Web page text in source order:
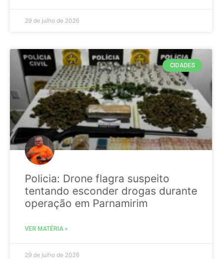
29 de julho de 2026
CIDADES
Policia: Drone flagra suspeito
tentando esconder drogas durante
operação em Parnamirim
VER MATÉRIA »
29 de julho de 2026